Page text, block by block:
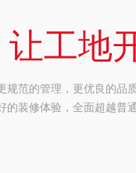
工地
规范的管理，更优良的品
的装修体验，全面超越普